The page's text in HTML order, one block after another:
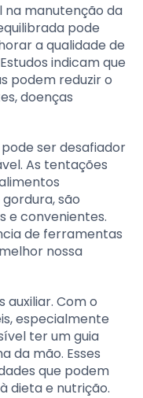
manutenção da
pode
a qualidade de
indicam que
podem reduzir o
doenças
ser desafiador
As tentações
são
e convenientes.
de ferramentas
nossa
Com o
especialmente
ter um guia
da mão. Esses
que podem
dieta e nutrição.